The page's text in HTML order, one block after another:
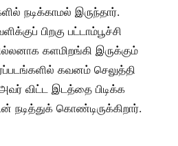
நடிக்காமல் இருந்தார்.
பிறகு பட்டாம்பூச்சி
களமிறங்கி இருக்கும்
கவனம் செலுத்தி
விட்ட இடத்தை பிடிக்க
நடித்துக் கொண்டிருக்கிறார்.